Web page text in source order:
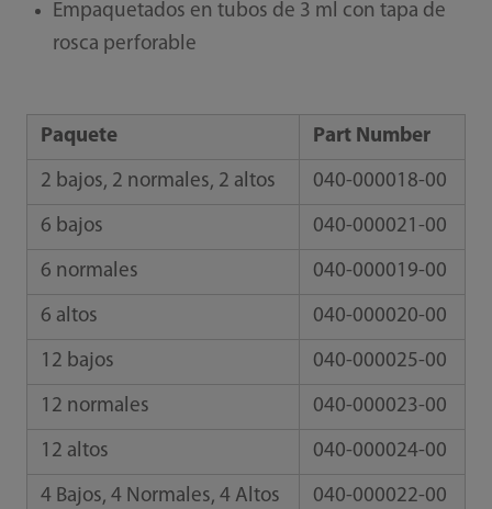
Empaquetados en tubos de 3 ml con tapa de
rosca perforable
Paquete Part Number
2 bajos, 2 normales, 2 altos 040-000018-00
6 bajos 040-000021-00
6 normales 040-000019-00
6 altos 040-000020-00
12 bajos 040-000025-00
12 normales 040-000023-00
12 altos 040-000024-00
4 Bajos, 4 Normales, 4 Altos 040-000022-00